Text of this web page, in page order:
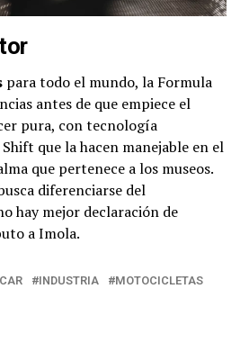
para todo el mundo, la Formula
antes de que empiece el
pura, con tecnología
que la hacen manejable en el
que pertenece a los museos.
diferenciarse del
hay mejor declaración de
a Imola.
INDUSTRIA MOTOCICLETAS